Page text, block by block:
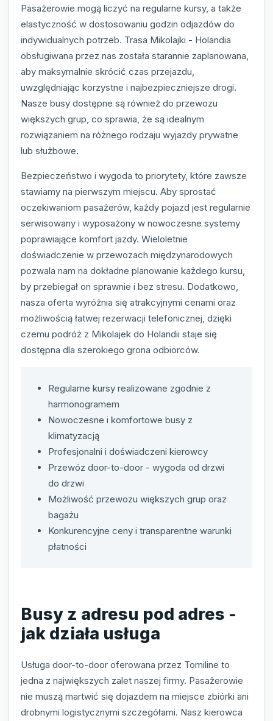
Pasażerowie mogą liczyć na regularne kursy, a także
elastyczność w dostosowaniu godzin odjazdów do
indywidualnych potrzeb. Trasa Mikolajki - Holandia
obsługiwana przez nas została starannie zaplanowana,
aby maksymalnie skrócić czas przejazdu,
uwzględniając korzystne i najbezpieczniejsze drogi.
Nasze busy dostępne są również do przewozu
większych grup, co sprawia, że są idealnym
rozwiązaniem na różnego rodzaju wyjazdy prywatne
lub służbowe.
Bezpieczeństwo i wygoda to priorytety, które zawsze
stawiamy na pierwszym miejscu. Aby sprostać
oczekiwaniom pasażerów, każdy pojazd jest regularnie
serwisowany i wyposażony w nowoczesne systemy
poprawiające komfort jazdy. Wieloletnie
doświadczenie w przewozach międzynarodowych
pozwala nam na dokładne planowanie każdego kursu,
by przebiegał on sprawnie i bez stresu. Dodatkowo,
nasza oferta wyróżnia się atrakcyjnymi cenami oraz
możliwością łatwej rezerwacji telefonicznej, dzięki
czemu podróż z Mikolajek do Holandii staje się
dostępna dla szerokiego grona odbiorców.
Regularne kursy realizowane zgodnie z
harmonogramem
Nowoczesne i komfortowe busy z
klimatyzacją
Profesjonalni i doświadczeni kierowcy
Przewóz door-to-door - wygoda od drzwi
do drzwi
Możliwość przewozu większych grup oraz
bagażu
Konkurencyjne ceny i transparentne warunki
płatności
Busy z adresu pod adres -
jak działa usługa
Usługa door-to-door oferowana przez Tomiline to
jedna z największych zalet naszej firmy. Pasażerowie
nie muszą martwić się dojazdem na miejsce zbiórki ani
drobnymi logistycznymi szczegółami. Nasz kierowca